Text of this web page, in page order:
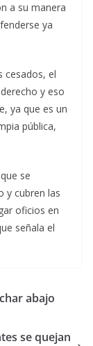
a su manera
ya
cesados, el
y eso
ya que es un
pública,
se
y cubren las
oficios en
señala el
abajo
se quejan